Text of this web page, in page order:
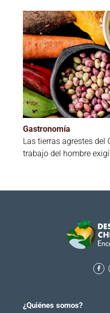
Gastronomía
Las tierras agrestes del
trabajo del hombre
¿Quiénes somos?